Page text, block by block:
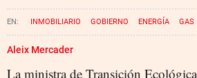
INMOBILIARIO GOBIERNO ENERGÍA GAS
Aleix Mercader
La ministra de Transición